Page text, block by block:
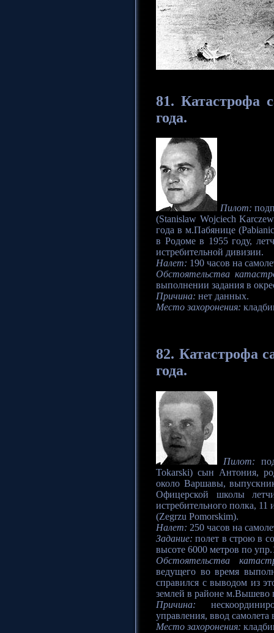
81. Катастрофа
года.
Пилот:
(Stanislaw Wojciech
года в м.Пабянице
в Родоме в 1955 году,
истребительной дивизии.
Налет: 190 часов на
Обстоятельства
выполнении задания в
Причина: нет данных.
Место захоронения:
82. Катастрофа
года.
Пилот:
Tokarski) сын Антония,
около Варшавы,
Офицерской школы
истребительного полка,
(Zegrzu Pomorskim).
Налет: 250 часов на
Задание: полет в строю в
высоте 6000 метров по
Обстоятельства
ведущего во время
справился с выводом из
землей в районе м.Вышево
Причина:
управления, ввод
Место захоронения: